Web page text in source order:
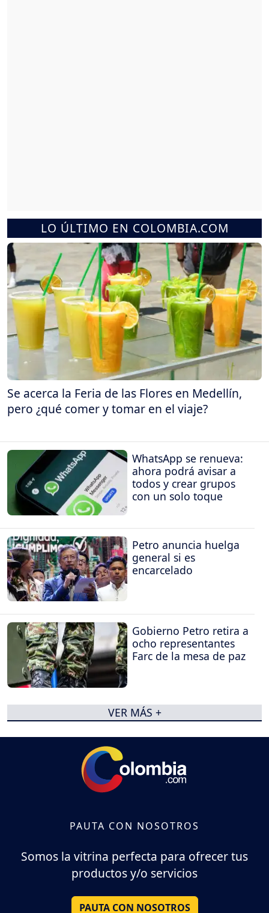
LO ÚLTIMO EN COLOMBIA.COM
Se acerca la Feria de las Flores en Medellín,
pero ¿qué comer y tomar en el viaje?
WhatsApp se renueva:
ahora podrá avisar a
todos y crear grupos
con un solo toque
Petro anuncia huelga
general si es
encarcelado
Gobierno Petro retira a
ocho representantes
Farc de la mesa de paz
VER MÁS +
PAUTA CON NOSOTROS
Somos la vitrina perfecta para ofrecer tus
productos y/o servicios
PAUTA CON NOSOTROS